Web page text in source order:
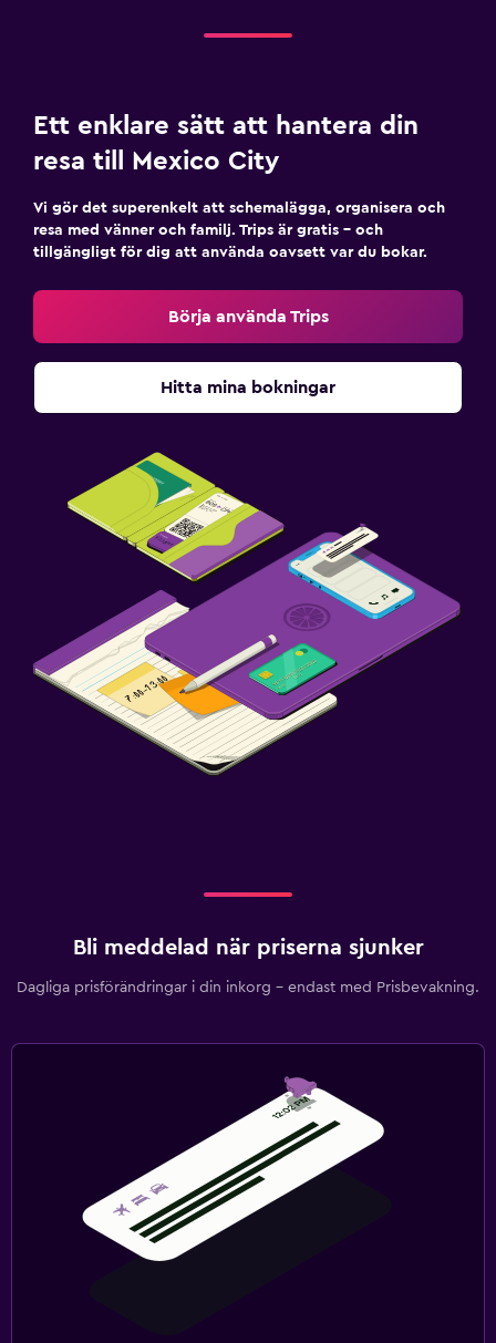
Ett enklare sätt att hantera din
resa till Mexico City
Vi gör det superenkelt att schemalägga, organisera och
resa med vänner och familj. Trips är gratis – och
tillgängligt för dig att använda oavsett var du bokar.
Börja använda Trips
Hitta mina bokningar
Bli meddelad när priserna sjunker
Dagliga prisförändringar i din inkorg – endast med Prisbevakning.